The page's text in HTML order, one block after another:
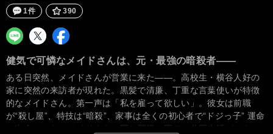
1件
390
健気で可憐なメイドさんは、元・最強の暗殺者――
ある日突然、メイドさんが営業に来た――。高校生・横谷人好の
家に突然の来訪者が現れた。黒髪で清廉、丁重な言葉使いが特徴
的なメイドさん。第一声は「私を雇って欲しい」。彼女は前職
が“殺し屋”、特技は“暗殺”、家事は全くの初心者で“ドジっ子” 運命
の出会いから、メイドさんと同じ屋根の下での共同生活がスター